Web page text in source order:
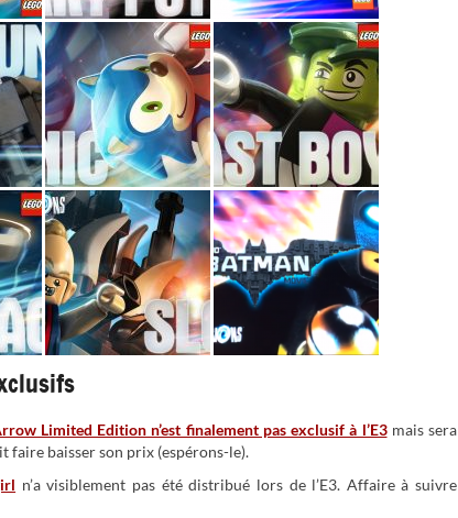
Limited Edition n’est finalement pas exclusif à l’E3mais sera
faire baisser son prix (espérons-le).
n’a visiblement pas été distribué lors de l’E3. Affaire à suivre